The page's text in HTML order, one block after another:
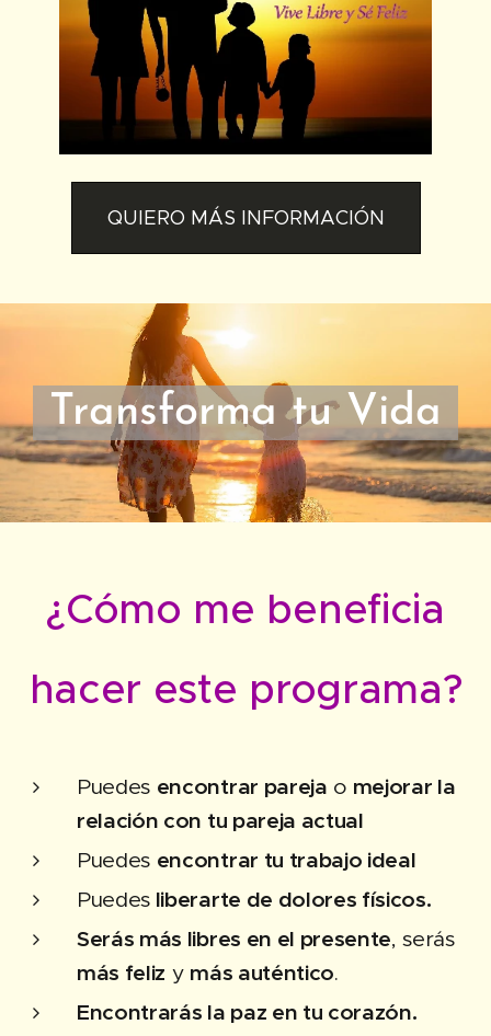
QUIERO MÁS INFORMACIÓN
Transforma tu Vida
¿Cómo me beneficia
hacer este programa?
Puedes encontrar pareja o mejorar la
relación con tu pareja actual
Puedes encontrar tu trabajo ideal
Puedes liberarte de dolores físicos.
Serás más libres en el presente, serás
más feliz y más auténtico.
Encontrarás la paz en tu corazón.